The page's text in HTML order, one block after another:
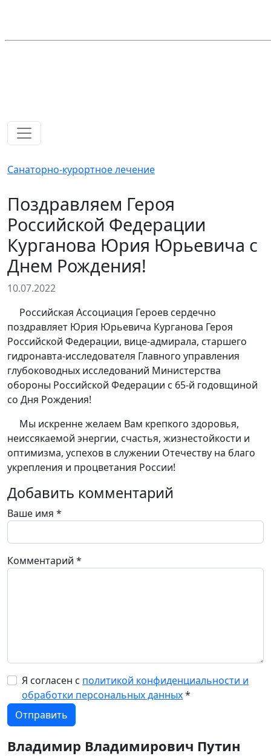
Санаторно-курортное лечение
Поздравляем Героя
Российской Федерации
Курганова Юрия Юрьевича с
Днем Рождения!
10.07.2022
Российская Ассоциация Героев сердечно
поздравляет Юрия Юрьевича Курганова Героя
Российской Федерации, вице-адмирала, старшего
гидронавта-исследователя Главного управления
глубоководных исследований Министерства
обороны Российской Федерации с 65-й годовщиной
со Дня Рождения!
Мы искренне желаем Вам крепкого здоровья,
неиссякаемой энергии, счастья, жизнестойкости и
оптимизма, успехов в служении Отечеству на благо
укрепления и процветания России!
Добавить комментарий
Ваше имя *
Комментарий *
Я согласен с политикой конфиденциальности и
обработки персональных данных*
Владимир Владимирович Путин